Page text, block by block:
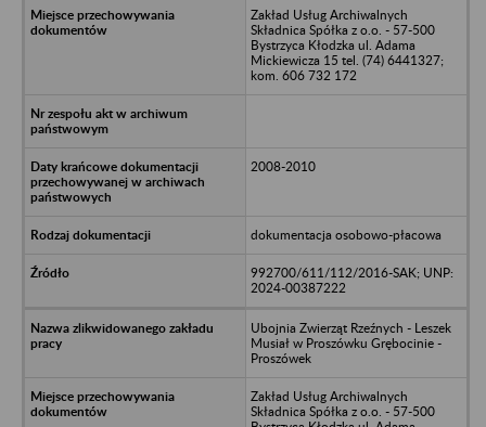
Zakład Usług Archiwalnych
Składnica Spółka z o.o. - 57-500
Bystrzyca Kłodzka ul. Adama
Mickiewicza 15 tel. (74) 6441327;
kom. 606 732 172
2008-2010
dokumentacja osobowo-płacowa
992700/611/112/2016-SAK; UNP:
2024-00387222
Ubojnia Zwierząt Rzeźnych - Leszek
Musiał w Proszówku Grębocinie -
Proszówek
Zakład Usług Archiwalnych
Składnica Spółka z o.o. - 57-500